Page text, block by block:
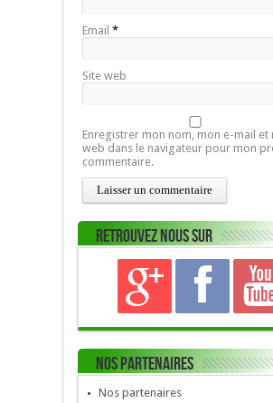
Email *
Site web
Enregistrer mon nom, mon e-mail et
web dans le navigateur pour mon
commentaire.
Retrouvez nous sur
Nos Partenaires
Nos partenaires